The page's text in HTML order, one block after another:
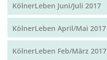
KölnerLeben Juni/Juli 2017
KölnerLeben April/Mai 2017
KölnerLeben Feb/März 2017